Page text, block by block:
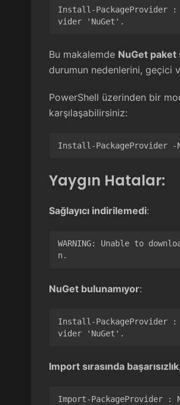
Install-PackageProvider
vider 'NuGet'.
Bu makalemde NuGet paket
durumun nedenlerini, geçici
PowerShell üzerinden bir
karşılaşabilirsiniz:
Install-PackageProvider -
Yaygın Hatalar:
Sağlayıcı indirilemedi:
WARNING: Unable to
n.
NuGet bulunamıyor:
Install-PackageProvider
vider 'NuGet'.
Import sırasında başarısızlık
Import-PackageProvider